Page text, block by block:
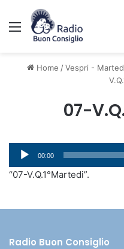
Menu
Home / Vespri -
07-
Audio
Player
00:00
“07-V.Q.1°Martedi”.
Radio Buon Consiglio